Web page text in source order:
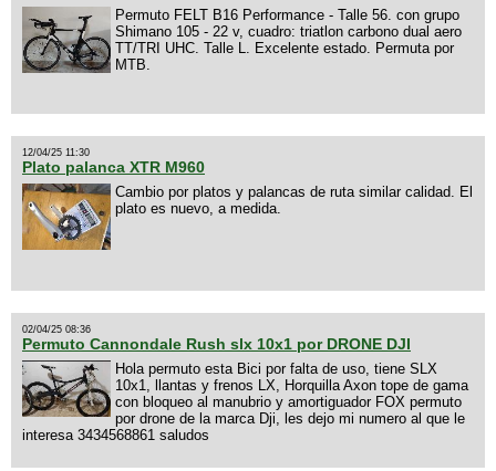
Permuto FELT B16 Performance - Talle 56. con grupo
Shimano 105 - 22 v, cuadro: triatlon carbono dual aero
TT/TRI UHC. Talle L. Excelente estado. Permuta por
MTB.
12/04/25 11:30
Plato palanca XTR M960
Cambio por platos y palancas de ruta similar calidad. El
plato es nuevo, a medida.
02/04/25 08:36
Permuto Cannondale Rush slx 10x1 por DRONE DJI
Hola permuto esta Bici por falta de uso, tiene SLX
10x1, llantas y frenos LX, Horquilla Axon tope de gama
con bloqueo al manubrio y amortiguador FOX permuto
por drone de la marca Dji, les dejo mi numero al que le
interesa 3434568861 saludos